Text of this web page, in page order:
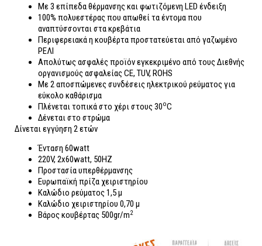
Με 3 επίπεδα θέρμανσης και φωτιζόμενη LED ένδειξη
100% πολυεστέρας που απωθεί τα έντομα που
αναπτύσσονται στα κρεβάτια
Περιφερειακά η κουβέρτα προστατεύεται από γαζωμένο
ΡΕΛΙ
Απολύτως ασφαλές προϊόν εγκεκριμένο από τους Διεθνής
οργανισμούς ασφαλείας CE, TUV, ROHS
Με 2 αποσπώμενες συνδέσεις ηλεκτρικού ρεύματος για
εύκολο καθάρισμα
Πλένεται τοπικά στο χέρι στους 30οC
Δένεται στο στρώμα
Δίνεται εγγύηση 2 ετών
Ένταση 60watt
220V, 2x60watt, 50HZ
Προστασία υπερθέρμανσης
Ευρωπαϊκή πρίζα χειριστηρίου
Καλώδιο ρεύματος 1,5 μ
Καλώδιο χειριστηρίου 0,70 μ
Βάρος κουβέρτας 500gr/m2